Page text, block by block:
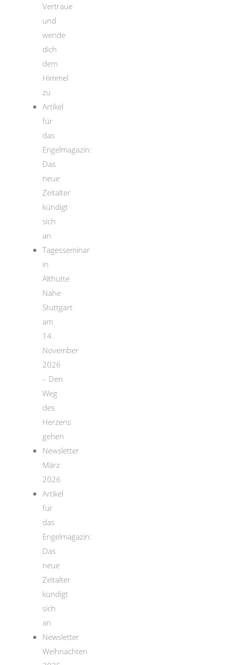
Vertraue
und
wende
dich
dem
Himmel
zu
Artikel
für
das
Engelmagazin:
Das
neue
Zeitalter
kündigt
sich
an
Tagesseminar
in
Althütte
Nähe
Stuttgart
am
14.
November
2026
– Den
Weg
des
Herzens
gehen
Newsletter
März
2026
Artikel
für
das
Engelmagazin:
Das
neue
Zeitalter
kündigt
sich
an
Newsletter
Weihnachten